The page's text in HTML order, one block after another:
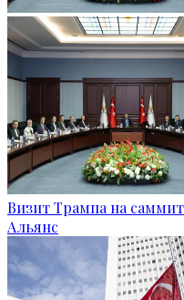
Визит Трампа на
Альянс